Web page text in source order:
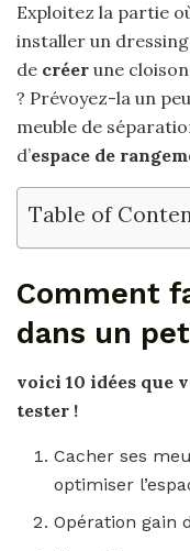
Exploitez la partie
installer un dressing
de créer une
? Prévoyez-la un
meuble de
d’espace de
Table of
Comment
dans un
voici 10 idées que
tester !
Cacher ses
optimiser
Opération gain